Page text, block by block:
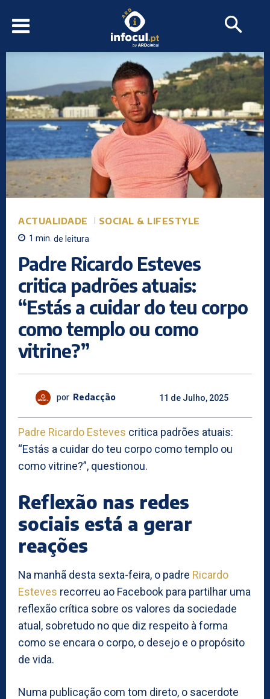
ACTUALIDADE SOCIAL & LIFESTYLE
1 min. de leitura
Padre Ricardo Esteves
critica padrões atuais:
“Estás a cuidar do teu corpo
como templo ou como
vitrine?”
por Redacção 11 de Julho, 2025
Padre Ricardo Esteves critica padrões atuais:
“Estás a cuidar do teu corpo como templo ou
como vitrine?”, questionou.
Reflexão nas redes
sociais está a gerar
reações
Na manhã desta sexta-feira, o padre Ricardo
Esteves recorreu ao Facebook para partilhar uma
reflexão crítica sobre os valores da sociedade
atual, sobretudo no que diz respeito à forma
como se encara o corpo, o desejo e o propósito
de vida.
Numa publicação com tom direto, o sacerdote